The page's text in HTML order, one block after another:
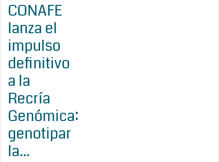
CONAFE
lanza el
impulso
definitivo
a la
Recría
Genómica:
genotipar
la...